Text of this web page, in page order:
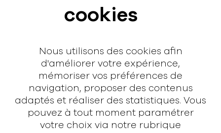
cookies
Nous utilisons des cookies afin
d'améliorer votre expérience,
mémoriser vos préférences de
navigation, proposer des contenus
adaptés et réaliser des statistiques. Vous
pouvez à tout moment paramétrer
votre choix via notre rubrique
Interview
Contact
hello@rodmusic.fr
SubmitHub
Groover